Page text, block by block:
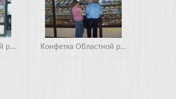
р... Конфетка Областной р...